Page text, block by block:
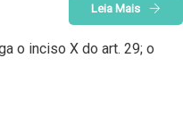
Leia Mais
o inciso X do art. 29; o